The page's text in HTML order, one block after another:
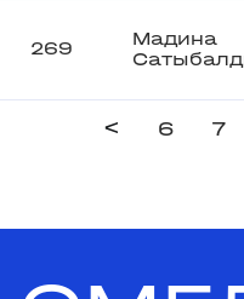
269
Мадина
< 6 7